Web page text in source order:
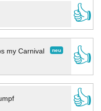
👍
neu
my Carnival
👍
👍